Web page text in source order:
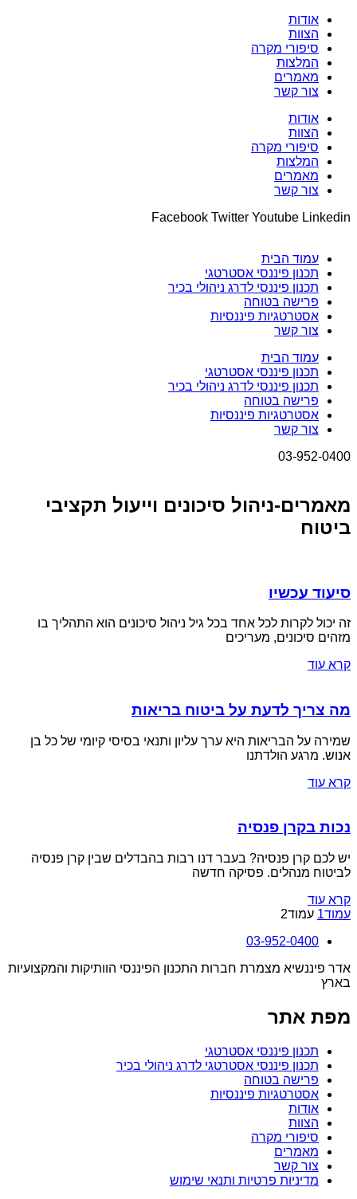
אודות
הצוות
סיפורי מקרה
המלצות
מאמרים
צור קשר
אודות
הצוות
סיפורי מקרה
המלצות
מאמרים
צור קשר
Facebook Twitter Youtube Linkedin
עמוד הבית
תכנון פיננסי אסטרטגי
תכנון פיננסי לדרג ניהולי בכיר
פרישה בטוחה
אסטרטגיות פיננסיות
צור קשר
עמוד הבית
תכנון פיננסי אסטרטגי
תכנון פיננסי לדרג ניהולי בכיר
פרישה בטוחה
אסטרטגיות פיננסיות
צור קשר
03-952-0400
מאמרים-ניהול סיכונים וייעול תקציבי
ביטוח
סיעוד עכשיו
זה יכול לקרות לכל אחד בכל גיל ניהול סיכונים הוא התהליך בו
מזהים סיכונים, מעריכים
קרא עוד
מה צריך לדעת על ביטוח בריאות
שמירה על הבריאות היא ערך עליון ותנאי בסיסי קיומי של כל בן
אנוש. מרגע הולדתנו
קרא עוד
נכות בקרן פנסיה
יש לכם קרן פנסיה? בעבר דנו רבות בהבדלים שבין קרן פנסיה
לביטוח מנהלים. פסיקה חדשה
קרא עוד
עמוד1 עמוד2
03-952-0400
אדר פיננשיא מצמרת חברות התכנון הפיננסי הוותיקות והמקצועיות
בארץ
מפת אתר
תכנון פיננסי אסטרטגי
תכנון פיננסי אסטרטגי לדרג ניהולי בכיר
פרישה בטוחה
אסטרטגיות פיננסיות
אודות
הצוות
סיפורי מקרה
מאמרים
צור קשר
מדיניות פרטיות ותנאי שימוש